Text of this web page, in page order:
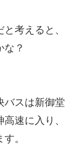
考えると、
な？
バスは新御堂
速に入り、
。